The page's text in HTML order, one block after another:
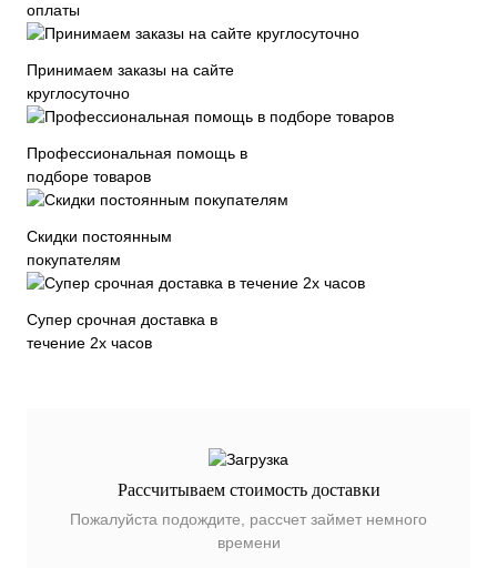
оплаты
Принимаем заказы на сайте
круглосуточно
Профессиональная помощь в
подборе товаров
Скидки постоянным
покупателям
Супер срочная доставка в
течение 2х часов
Рассчитываем стоимость доставки
Пожалуйста подождите, рассчет займет немного
времени